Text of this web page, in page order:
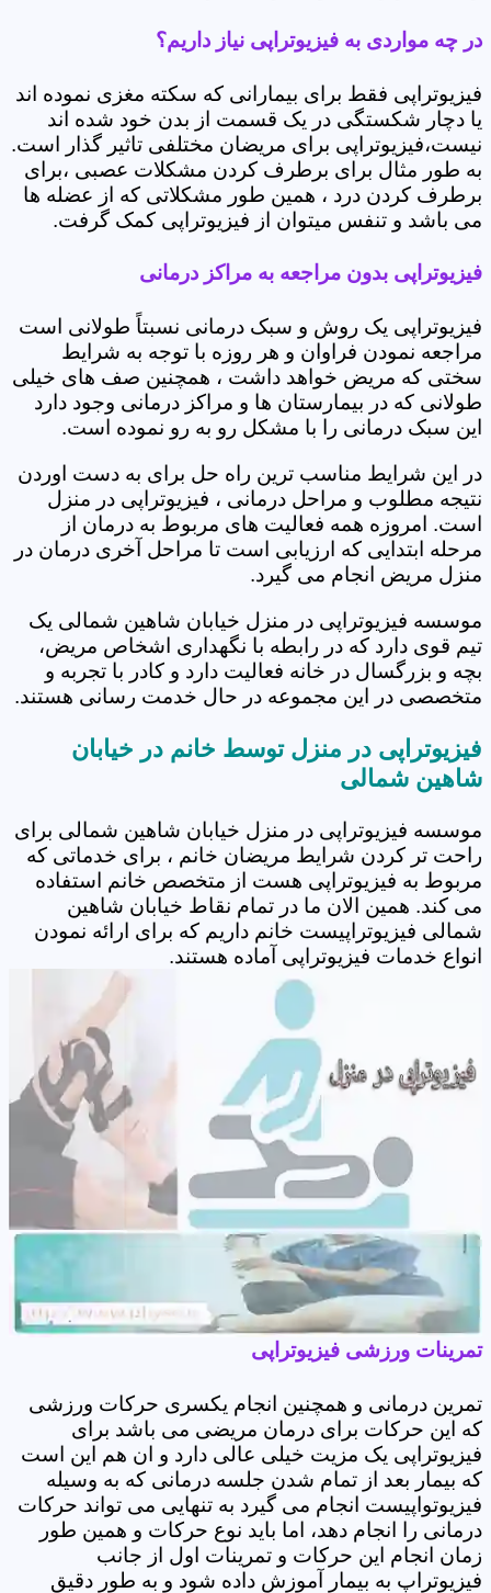
در چه مواردی به فیزیوتراپی نیاز داریم؟
فیزیوتراپی فقط برای بیمارانی که سکته مغزی نموده اند
یا دچار شکستگی در یک قسمت از بدن خود شده اند
نیست،فیزیوتراپی برای مریضان مختلفی تاثیر گذار است.
به طور مثال برای برطرف کردن مشکلات عصبی ،برای
برطرف کردن درد ، همین طور مشکلاتی که از عضله ها
می باشد و تنفس میتوان از فیزیوتراپی کمک گرفت.
فیزیوتراپی بدون مراجعه به مراکز درمانی
فیزیوتراپی یک روش و سبک درمانی نسبتاً طولانی است
مراجعه نمودن فراوان و هر روزه با توجه به شرایط
سختی که مریض خواهد داشت ، همچنین صف های خیلی
طولانی که در بیمارستان ها و مراکز درمانی وجود دارد
این سبک درمانی را با مشکل رو به رو نموده است.
در این شرایط مناسب ترین راه حل برای به دست اوردن
نتیجه مطلوب و مراحل درمانی ، فیزیوتراپی در منزل
است. امروزه همه فعالیت های مربوط به درمان از
مرحله ابتدایی که ارزیابی است تا مراحل آخری درمان در
منزل مریض انجام می گیرد.
موسسه فیزیوتراپی در منزل خیابان شاهین شمالی یک
تیم قوی دارد که در رابطه با نگهداری اشخاص مریض،
بچه و بزرگسال در خانه فعالیت دارد و کادر با تجربه و
متخصصی در این مجموعه در حال خدمت رسانی هستند.
فیزیوتراپی در منزل توسط خانم در خیابان
شاهین شمالی
موسسه فیزیوتراپی در منزل خیابان شاهین شمالی برای
راحت تر کردن شرایط مریضان خانم ، برای خدماتی که
مربوط به فیزیوتراپی هست از متخصص خانم استفاده
می کند. همین الان ما در تمام نقاط خیابان شاهین
شمالی فیزیوتراپیست خانم داریم که برای ارائه نمودن
انواع خدمات فیزیوتراپی آماده هستند.
تمرینات ورزشی فیزیوتراپی
تمرین درمانی و همچنین انجام یکسری حرکات ورزشی
که این حرکات برای درمان مریضی می باشد برای
فیزیوتراپی یک مزیت خیلی عالی دارد و ان هم این است
که بیمار بعد از تمام شدن جلسه درمانی که به وسیله
فیزیوتواپیست انجام می گیرد به تنهایی می تواند حرکات
درمانی را انجام دهد، اما باید نوع حرکات و همین طور
زمان انجام این حرکات و تمرینات اول از جانب
فیزیوتراپ به بیمار آموزش داده شود و به طور دقیق